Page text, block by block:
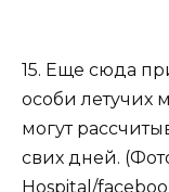
15. Еще сюда
особи летучих
могут
свих дней.
Hospital/